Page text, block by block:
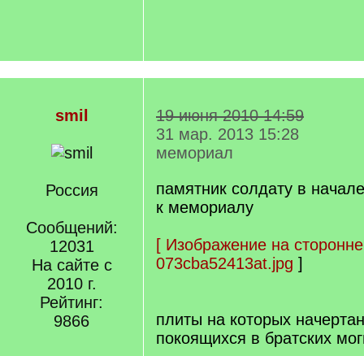
smil
Россия
Сообщений:
12031
На сайте с
2010 г.
Рейтинг:
9866
19 июня 2010 14:59
31 мар. 2013 15:28
мемориал
памятник солдату в
к мемориалу
[ Изображение на
073cba52413at.jpg ]
плиты на которых
покоящихся в братских